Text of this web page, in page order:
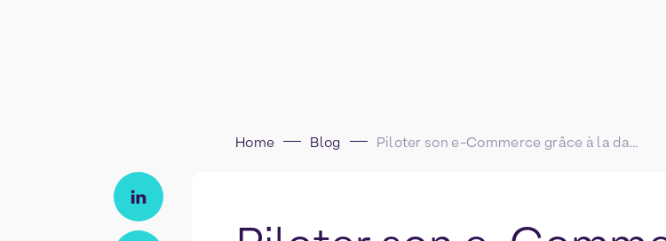
Home Blog Piloter son e-Commerce grâce à la data